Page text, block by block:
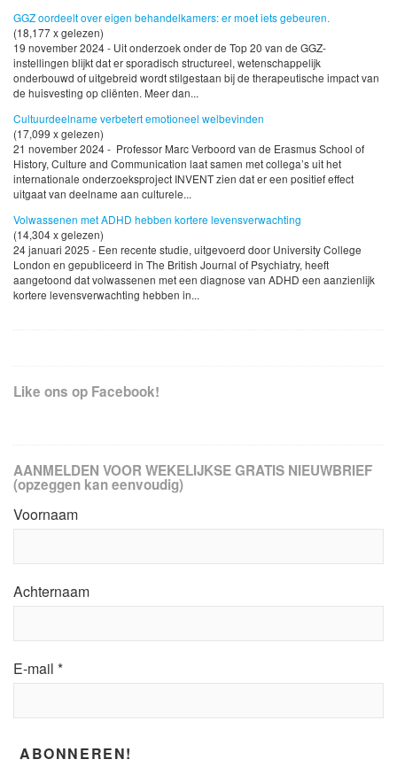
GGZ oordeelt over eigen behandelkamers: er moet iets gebeuren.
(18,177 x gelezen)
19 november 2024 - Uit onderzoek onder de Top 20 van de GGZ-
instellingen blijkt dat er sporadisch structureel, wetenschappelijk
onderbouwd of uitgebreid wordt stilgestaan bij de therapeutische impact van
de huisvesting op cliënten. Meer dan...
Cultuurdeelname verbetert emotioneel welbevinden
(17,099 x gelezen)
21 november 2024 - Professor Marc Verboord van de Erasmus School of
History, Culture and Communication laat samen met collega’s uit het
internationale onderzoeksproject INVENT zien dat er een positief effect
uitgaat van deelname aan culturele...
Volwassenen met ADHD hebben kortere levensverwachting
(14,304 x gelezen)
24 januari 2025 - Een recente studie, uitgevoerd door University College
London en gepubliceerd in The British Journal of Psychiatry, heeft
aangetoond dat volwassenen met een diagnose van ADHD een aanzienlijk
kortere levensverwachting hebben in...
Like ons op Facebook!
AANMELDEN VOOR WEKELIJKSE GRATIS NIEUWBRIEF
(opzeggen kan eenvoudig)
Voornaam
Achternaam
E-mail *